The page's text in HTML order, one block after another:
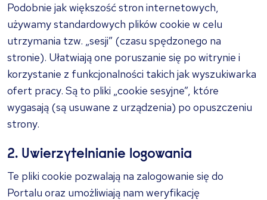
Podobnie jak większość stron internetowych,
używamy standardowych plików cookie w celu
utrzymania tzw. „sesji” (czasu spędzonego na
stronie). Ułatwiają one poruszanie się po witrynie i
korzystanie z funkcjonalności takich jak wyszukiwarka
ofert pracy. Są to pliki „cookie sesyjne”, które
wygasają (są usuwane z urządzenia) po opuszczeniu
strony.
2. Uwierzytelnianie logowania
Te pliki cookie pozwalają na zalogowanie się do
Portalu oraz umożliwiają nam weryfikację